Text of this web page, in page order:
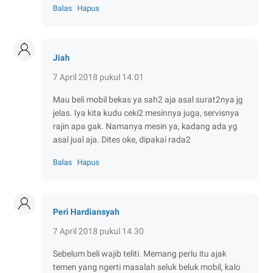
Balas Hapus
Jiah
7 April 2018 pukul 14.01
Mau beli mobil bekas ya sah2 aja asal surat2nya jg
jelas. Iya kita kudu ceki2 mesinnya juga, servisnya
rajin apa gak. Namanya mesin ya, kadang ada yg
asal jual aja. Dites oke, dipakai rada2
Balas Hapus
Peri Hardiansyah
7 April 2018 pukul 14.30
Sebelum beli wajib teliti. Memang perlu itu ajak
temen yang ngerti masalah seluk beluk mobil, kalo